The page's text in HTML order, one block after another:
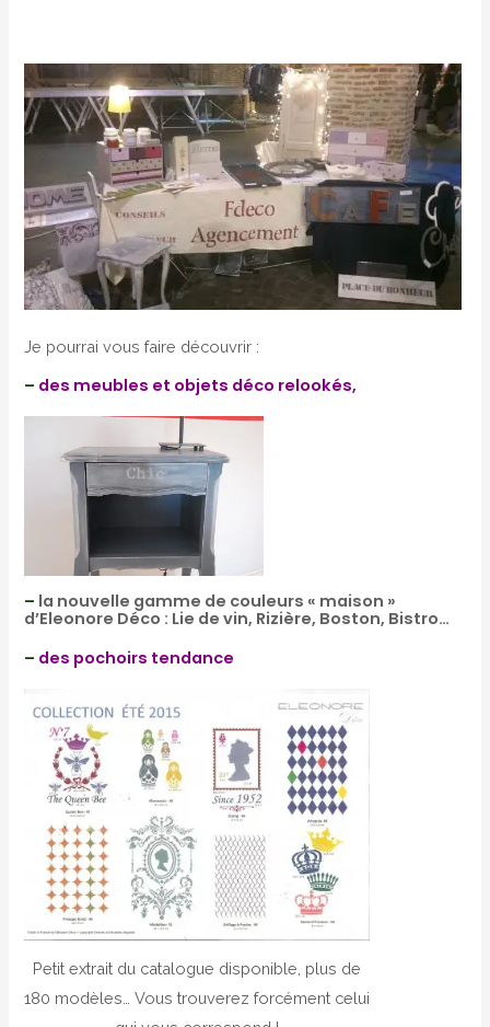
Je pourrai vous faire découvrir :
– des meubles et objets déco relookés,
– la nouvelle gamme de couleurs « maison »
d’Eleonore Déco : Lie de vin, Rizière, Boston, Bistro…
– des pochoirs tendance
Petit extrait du catalogue disponible, plus de
180 modèles… Vous trouverez forcément celui